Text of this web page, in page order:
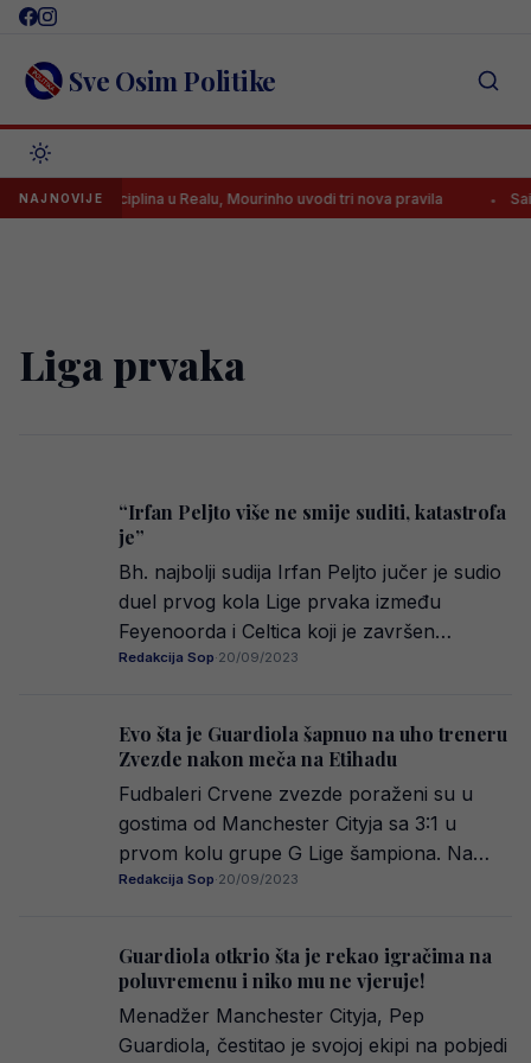
Skip
content Sve Osim Politike
NAJNOVIJE
Stroga disciplina u Realu, Mourinho uvodi tri nova pravila Said
Liga prvaka
“Irfan Peljto više ne smije suditi, katastrofa
je”
Bh. najbolji sudija Irfan Peljto jučer je sudio
duel prvog kola Lige prvaka između
Feyenoorda i Celtica koji je završen…
Redakcija Sop·20/09/2023
Evo šta je Guardiola šapnuo na uho treneru
Zvezde nakon meča na Etihadu
Fudbaleri Crvene zvezde poraženi su u
gostima od Manchester Cityja sa 3:1 u
prvom kolu grupe G Lige šampiona. Na…
Redakcija Sop·20/09/2023
Guardiola otkrio šta je rekao igračima na
poluvremenu i niko mu ne vjeruje!
Menadžer Manchester Cityja, Pep
Guardiola, čestitao je svojoj ekipi na pobjedi